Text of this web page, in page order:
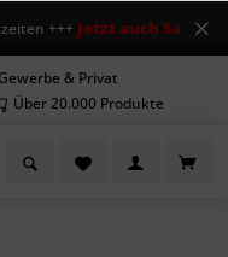
+++Jetzt auch Sa
& Privat
Über 20.000 Produkte